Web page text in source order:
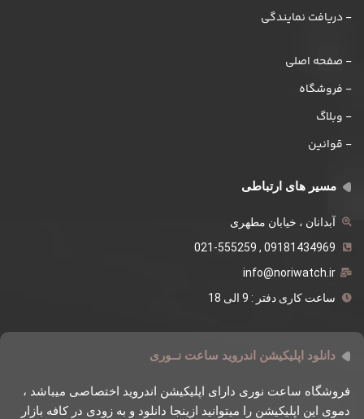
- دریافت نمایندگی
- صفحه اصلی
- فروشگاه
- وبلاگ
- قوانین
مسیر های ارتباطی
آبدانان ، خیابان مطهری
09181434969 , 021-555259
info@noriwatch.ir
ساعت کاری دفتر : 9 الی 18
دانلود اپلیکیشن اندروید ساعت نــوری
فروشگاه ساعت نوری دارای اپلیکیشن اندروید اختصاصی میباشد ،
دموی این اپلیکیشن را میتوانید ازینجا دانلود و به زودی در کافه بازار